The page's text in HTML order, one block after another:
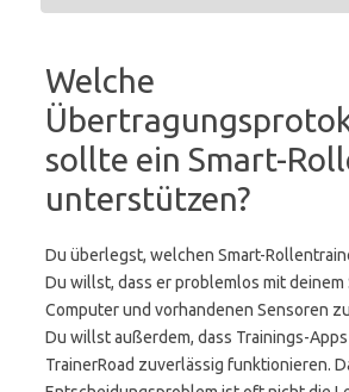
Welche
sollte ein Smart-
unterstützen?
Du überlegst, welchen Smart-
Du willst, dass er problemlos mit deinem
Computer und vorhandenen Sensoren
Du willst außerdem, dass Trainings-
TrainerRoad zuverlässig funktionieren.